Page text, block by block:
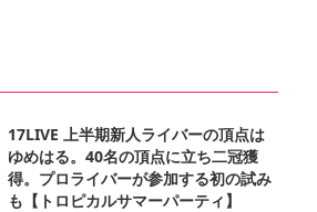
17LIVE 上半期新人ライバーの頂点は
ゆめはる。40名の頂点に立ち二冠獲
得。プロライバーが参加する初の試み
も【トロピカルサマーパーティ】